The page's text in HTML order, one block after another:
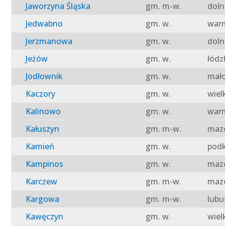
Jaworzyna Śląska
gm. m-w.
Jedwabno
gm. w.
Jerzmanowa
gm. w.
Jeżów
gm. w.
Jodłownik
gm. w.
Kaczory
gm. w.
Kalinowo
gm. w.
Kałuszyn
gm. m-w.
Kamień
gm. w.
Kampinos
gm. w.
Karczew
gm. m-w.
Kargowa
gm. m-w.
Kawęczyn
gm. w.